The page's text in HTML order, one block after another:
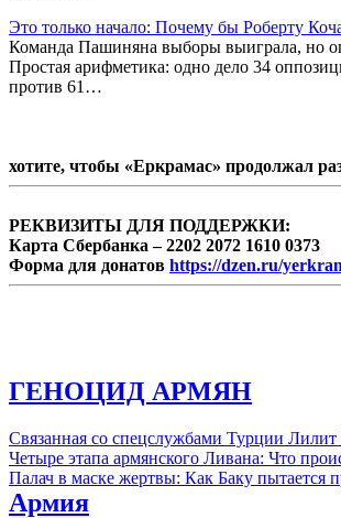
Это только начало: Почему бы Роберту
Команда Пашиняна выборы выиграла, но
Простая арифметика: одно дело 34
против 61…
хотите, чтобы «Еркрамас» продолжал
РЕКВИЗИТЫ ДЛЯ ПОДДЕРЖКИ:
Карта Сбербанка – 2202 2072 1610 0373
Форма для донатов https://dzen.ru/
ГЕНОЦИД АРМЯН
Связанная со спецслужбами Турции
Четыре этапа армянского Ливана: Что
Палач в маске жертвы: Как Баку пытается
Армия